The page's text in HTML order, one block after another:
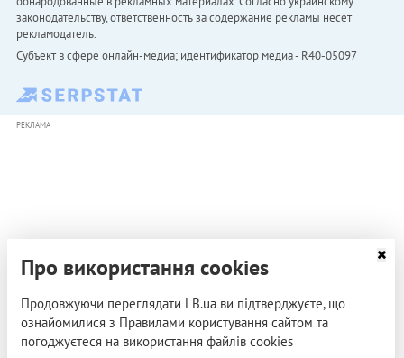
законодательству, ответственность за содержание рекламы несет
рекламодатель.
Субъект в сфере онлайн-медиа; идентификатор медиа - R40-05097
РЕКЛАМА
Про використання cookies
Продовжуючи переглядати LB.ua ви підтверджуєте, що
ознайомилися з Правилами користування сайтом та
погоджуєтеся на використання файлів cookies